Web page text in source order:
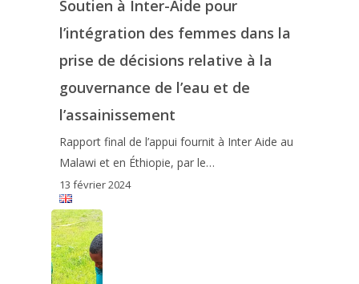
Soutien à Inter-Aide pour
l’intégration des femmes dans la
prise de décisions relative à la
gouvernance de l’eau et de
l’assainissement
Rapport final de l’appui fournit à Inter Aide au
Malawi et en Éthiopie, par le…
13 février 2024